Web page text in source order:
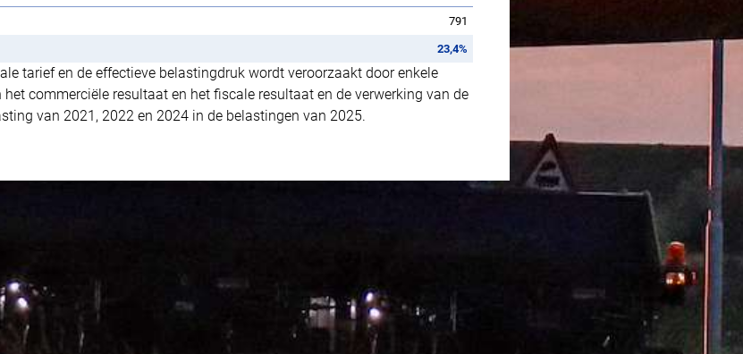
791
23,4%
tarief en de effectieve belastingdruk wordt veroorzaakt door enkele
commerciële resultaat en het fiscale resultaat en de verwerking van de
van 2021, 2022 en 2024 in de belastingen van 2025.